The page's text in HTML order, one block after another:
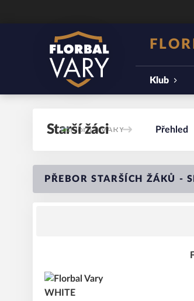
Klub
Starší žáci Přehled
PŘEBOR STARŠÍCH ŽÁKŮ -